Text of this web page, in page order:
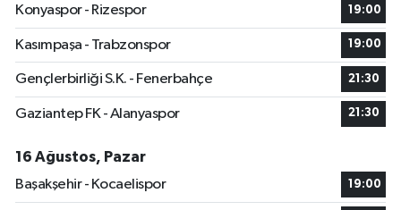
Konyaspor - Rizespor
19:00
Kasımpaşa - Trabzonspor 19:00
Gençlerbirliği S.K. - Fenerbahçe 21:30
Gaziantep FK - Alanyaspor 21:30
16 Ağustos, Pazar
Başakşehir - Kocaelispor
19:00